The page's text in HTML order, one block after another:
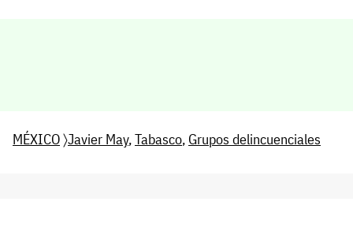
MÉXICO〉Javier May,Tabasco, Grupos delincuenciales